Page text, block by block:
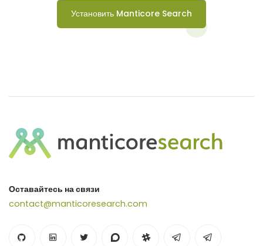
Установить Manticore Search
Оставайтесь на связи
contact@manticoresearch.com